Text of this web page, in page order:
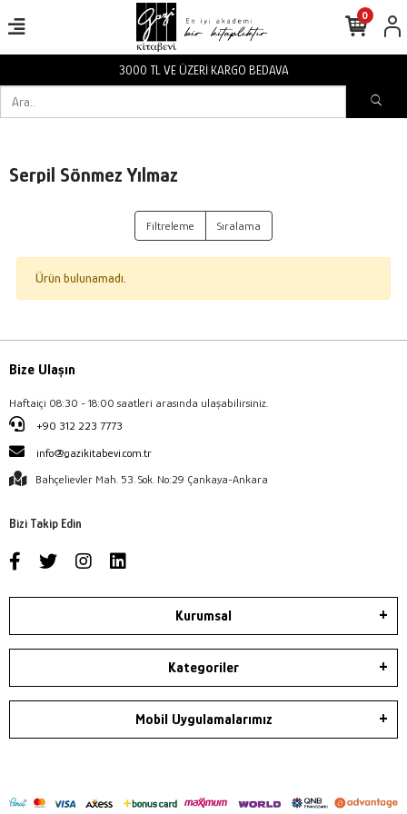
3000 TL VE ÜZERİ KARGO BEDAVA
0
Serpil Sönmez Yılmaz
Filtreleme Sıralama
Ürün bulunamadı.
Bize Ulaşın
Haftaiçi 08:30 - 18:00 saatleri arasında ulaşabilirsiniz.
+90 312 223 7773
info@gazikitabevi.com.tr
Bahçelievler Mah. 53. Sok. No:29 Çankaya-Ankara
Bizi Takip Edin
Kurumsal
Kategoriler
Mobil Uygulamalarımız